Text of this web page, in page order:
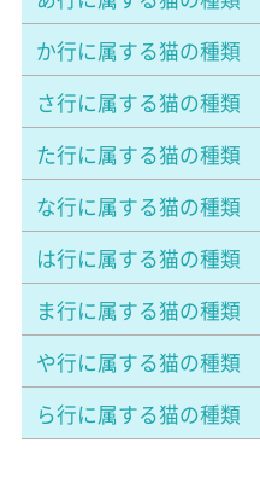
か行に属する猫の種類
さ行に属する猫の種類
た行に属する猫の種類
な行に属する猫の種類
は行に属する猫の種類
ま行に属する猫の種類
や行に属する猫の種類
ら行に属する猫の種類